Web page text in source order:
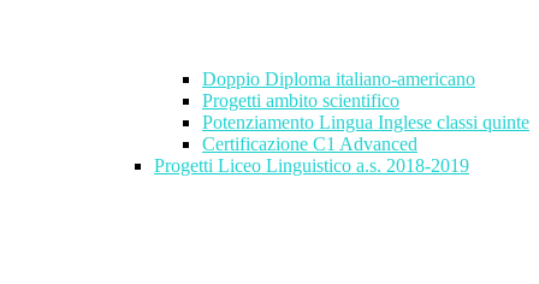
Doppio Diploma italiano-americano
Progetti ambito scientifico
Potenziamento Lingua Inglese classi quinte
Certificazione C1 Advanced
Progetti Liceo Linguistico a.s. 2018-2019